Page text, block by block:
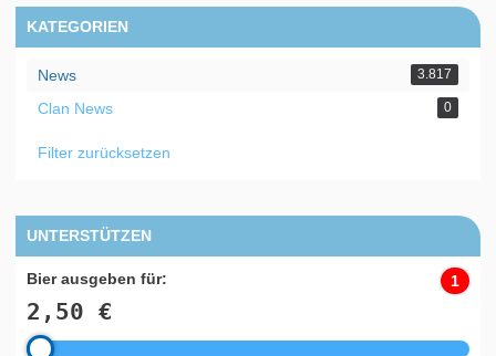
KATEGORIEN
News 3.817
Clan News 0
Filter zurücksetzen
UNTERSTÜTZEN
Bier ausgeben für:
2,50 €
1